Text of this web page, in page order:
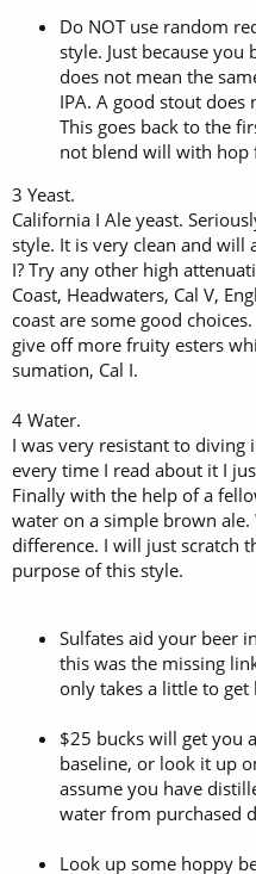
Do NOT use random
style. Just because you
does not mean the
IPA. A good stout does
This goes back to the
not blend will with hop
3 Yeast.
California I Ale yeast.
style. It is very clean and will
I? Try any other high
Coast, Headwaters, Cal V,
coast are some good
give off more fruity esters
sumation, Cal I.
4 Water.
I was very resistant to diving
every time I read about it I
Finally with the help of a
water on a simple brown
difference. I will just scratch
purpose of this style.
Sulfates aid your beer
this was the missing
only takes a little to get
$25 bucks will get you
baseline, or look it up
assume you have
water from purchased
Look up some hoppy